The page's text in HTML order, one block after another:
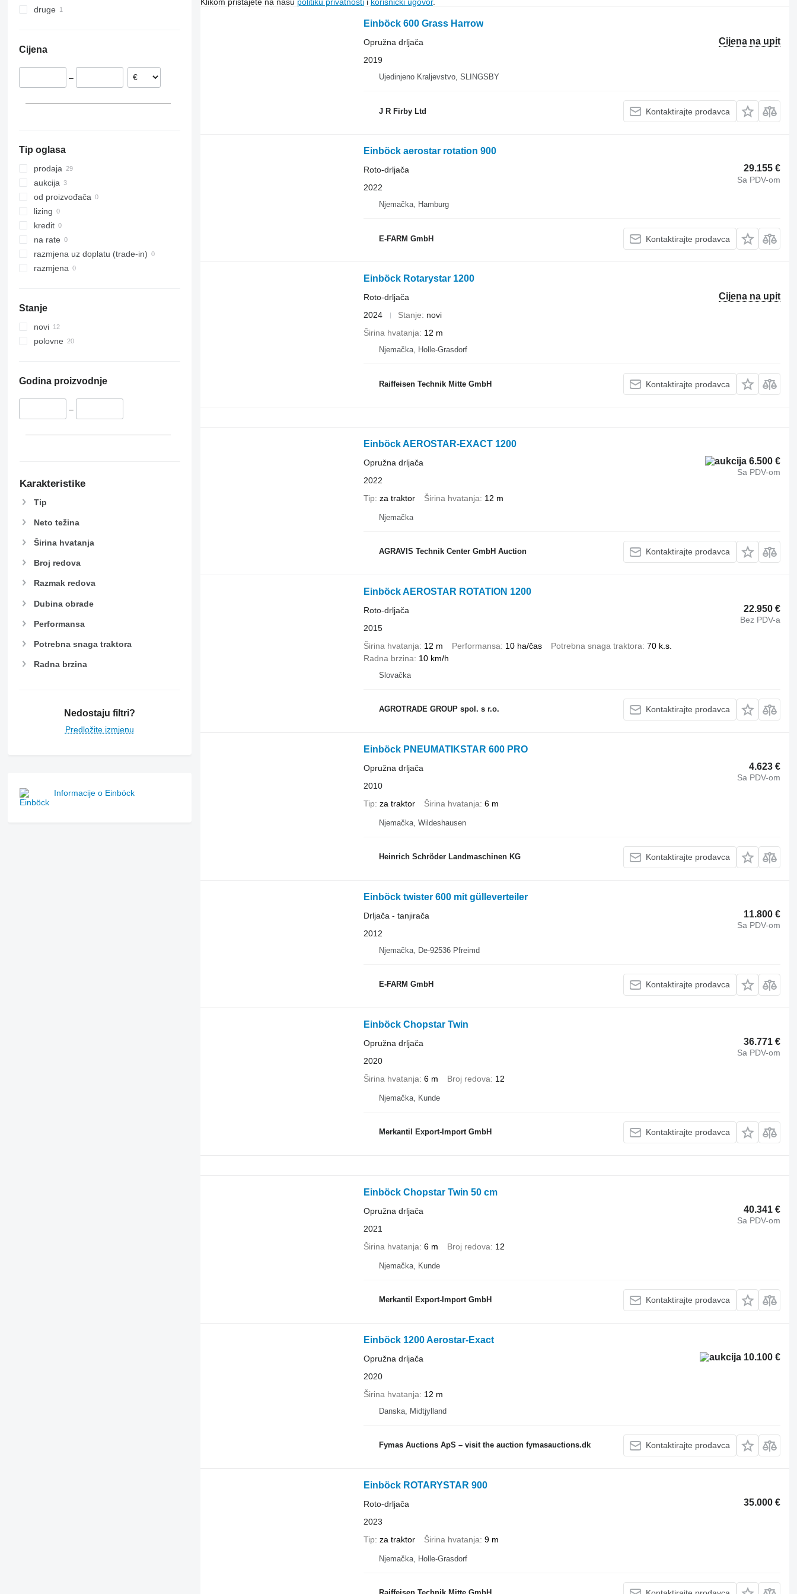
Njemačka
Ujedinjeno Kraljevstvo
Austrija
druge
Cijena
–
Tip oglasa
prodaja
aukcija
od proizvođača
lizing
kredit
na rate
razmjena uz doplatu (trade-in)
razmjena
Stanje
novi
polovne
Godina proizvodnje
–
Karakteristike
Tip
Neto težina
Širina hvatanja
Broj redova
Razmak redova
Dubina obrade
Performansa
Potrebna snaga traktora
Radna brzina
Nedostaju filtri?
Predložite izmjenu
Informacije o Einböck
Einböck 600 Grass Harrow
Cijena na upit
Opružna drljača
2019
Ujedinjeno Kraljevstvo, SLINGSBY
J R Firby Ltd Kontaktirajte prodavca
Einböck aerostar rotation 900
29.155 €
Sa PDV-om
Roto-drljača
2022
Njemačka, Hamburg
E-FARM GmbH Kontaktirajte prodavca
Einböck Rotarystar 1200
Cijena na upit
Roto-drljača
2024
Stanje
novi
Širina hvatanja
12 m
Njemačka, Holle-Grasdorf
Raiffeisen Technik Mitte GmbH Kontaktirajte prodavca
Einböck AEROSTAR-EXACT 1200
6.500 €
Sa PDV-om
Opružna drljača
2022
Tip za traktor Širina hvatanja 12 m
Njemačka
AGRAVIS Technik Center GmbH Auction Kontaktirajte prodavca
Einböck AEROSTAR ROTATION 1200
22.950 €
Bez PDV-a
Roto-drljača
2015
Širina hvatanja
12 m Performansa 10 ha/čas Potrebna snaga traktora 70 k.s.
Radna brzina
10 km/h
Slovačka
AGROTRADE GROUP spol. s r.o. Kontaktirajte prodavca
Einböck PNEUMATIKSTAR 600 PRO
4.623 €
Sa PDV-om
Opružna drljača
2010
Tip za traktor Širina hvatanja 6 m
Njemačka, Wildeshausen
Heinrich Schröder Landmaschinen KG Kontaktirajte prodavca
Einböck twister 600 mit gülleverteiler
11.800 €
Sa PDV-om
Drljača - tanjirača
2012
Njemačka, De-92536 Pfreimd
E-FARM GmbH Kontaktirajte prodavca
Einböck Chopstar Twin
36.771 €
Sa PDV-om
Opružna drljača
2020
Širina hvatanja 6 m Broj redova 12
Njemačka, Kunde
Merkantil Export-Import GmbH Kontaktirajte prodavca
Einböck Chopstar Twin 50 cm
40.341 €
Sa PDV-om
Opružna drljača
2021
Širina hvatanja 6 m Broj redova 12
Njemačka, Kunde
Merkantil Export-Import GmbH Kontaktirajte prodavca
Einböck 1200 Aerostar-Exact
10.100 €
Opružna drljača
2020
Širina hvatanja
12 m
Danska, Midtjylland
Fymas Auctions ApS – visit the auction fymasauctions.dk Kontaktirajte prodavca
Einböck ROTARYSTAR 900
35.000 €
Roto-drljača
2023
Tip za traktor Širina hvatanja 9 m
Njemačka, Holle-Grasdorf